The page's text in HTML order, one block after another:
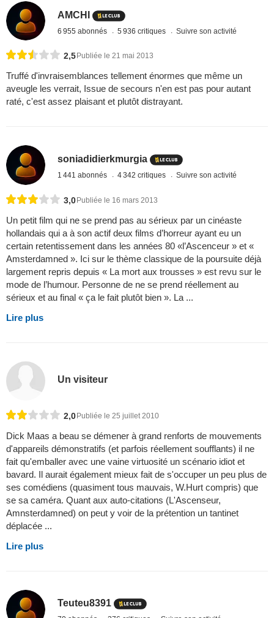
AMCHI
6 955 abonnés 5 936 critiques Suivre son activité
2,5 Publiée le 21 mai 2013
Truffé d'invraisemblances tellement énormes que même un
aveugle les verrait, Issue de secours n'en est pas pour autant
raté, c'est assez plaisant et plutôt distrayant.
soniadidierkmurgia
1 441 abonnés 4 342 critiques Suivre son activité
3,0Publiée le 16 mars 2013
Un petit film qui ne se prend pas au sérieux par un cinéaste
hollandais qui a à son actif deux films d’horreur ayant eu un
certain retentissement dans les années 80 «l’Ascenceur » et «
Amsterdamned ». Ici sur le thème classique de la poursuite déjà
largement repris depuis « La mort aux trousses » est revu sur le
mode de l’humour. Personne de ne se prend réellement au
sérieux et au final « ça le fait plutôt bien ». La ...
Lire plus
Un visiteur
2,0Publiée le 25 juillet 2010
Dick Maas a beau se démener à grand renforts de mouvements
d'appareils démonstratifs (et parfois réellement soufflants) il ne
fait qu'emballer avec une vaine virtuosité un scénario idiot et
bavard. Il aurait également mieux fait de s'occuper un peu plus de
ses comédiens (quasiment tous mauvais, W.Hurt compris) que
se sa caméra. Quant aux auto-citations (L'Ascenseur,
Amnsterdamned) on peut y voir de la prétention un tantinet
déplacée ...
Lire plus
Teuteu8391